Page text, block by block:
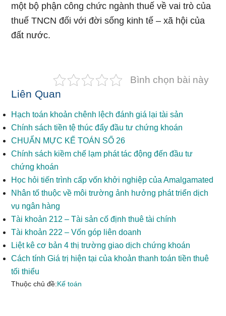
một bộ phận công chức ngành thuế về vai trò của
thuế TNCN đối với đời sống kinh tế – xã hội của
đất nước.
Bình chọn bài này
Liên Quan
Hạch toán khoản chênh lệch đánh giá lại tài sản
Chính sách tiền tệ thúc đẩy đầu tư chứng khoán
CHUẨN MỰC KẾ TOÁN SỐ 26
Chính sách kiềm chế lạm phát tác động đến đầu tư
chứng khoán
Học hỏi tiến trình cấp vốn khởi nghiệp của Amalgamated
Nhân tố thuộc về môi trường ảnh hưởng phát triển dịch
vụ ngân hàng
Tài khoản 212 – Tài sản cố định thuê tài chính
Tài khoản 222 – Vốn góp liên doanh
Liệt kê cơ bản 4 thị trường giao dịch chứng khoán
Cách tính Giá trị hiện tại của khoản thanh toán tiền thuê
tối thiểu
Thuộc chủ đề:Kế toán